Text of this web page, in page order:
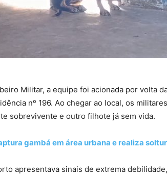
Militar, a equipe foi acionada por volta
nº 196. Ao chegar ao local, os
sobrevivente e outro filhote já sem vida.
gambá em área urbana e realiza
apresentava sinais de extrema